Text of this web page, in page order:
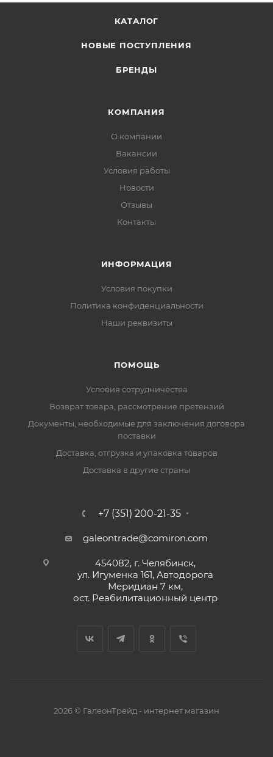
КАТАЛОГ
НОВЫЕ ПОСТУПЛЕНИЯ
БРЕНДЫ
КОМПАНИЯ
О компании
Вакансии
Условия работы
Новости
Отзывы
Контакты
ИНФОРМАЦИЯ
Условия покупки
Политика конфиденциальности
Наши реквизиты
ПОМОЩЬ
Условия сотрудничества
Возврат товара, рассмотрение претензий
Документы, необходимые для заключения договора
поставки
Доставка, отгрузка и упаковка товаров
Доставка в другие страны
+7 (351) 200-21-35
galeontrade@comiron.com
454082, г. Челябинск,
ул. Игуменка 161, Автодорога
Меридиан 7 км,
ост. Реабилитационный центр
2026 © ГалеонТрейд - интернет магазин